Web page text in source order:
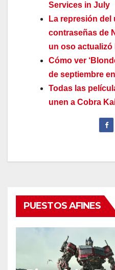
Services in July
La represión
contraseñas de
un oso actualizó
Cómo ver
de septiembre
Todas las
unen a Cobra
PUESTOS AFINES